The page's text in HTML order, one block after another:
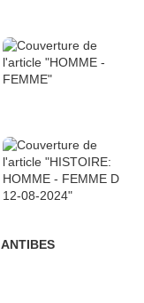
RETOUR SUR LE PASSE: MARINELAND ANTIBES